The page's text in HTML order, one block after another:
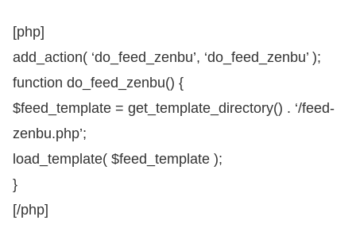
[php]
add_action( ‘do_feed_zenbu’, ‘do_feed_zenbu’ );
function do_feed_zenbu() {
$feed_template = get_template_directory() . ‘/feed-
zenbu.php’;
load_template( $feed_template );
}
[/php]